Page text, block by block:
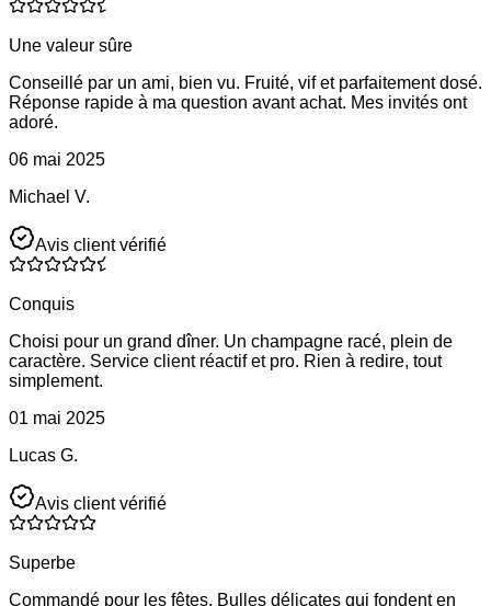
Une valeur sûre
Conseillé par un ami, bien vu. Fruité, vif et parfaitement dosé.
Réponse rapide à ma question avant achat. Mes invités ont
adoré.
06 mai 2025
Michael V.
Avis client vérifié
Conquis
Choisi pour un grand dîner. Un champagne racé, plein de
caractère. Service client réactif et pro. Rien à redire, tout
simplement.
01 mai 2025
Lucas G.
Avis client vérifié
Superbe
Commandé pour les fêtes. Bulles délicates qui fondent en